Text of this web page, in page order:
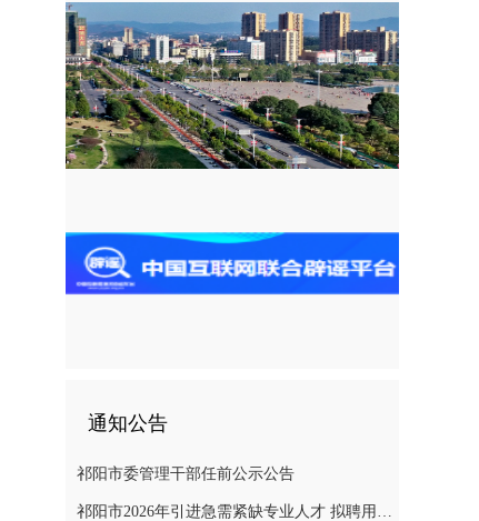
通知公告
祁阳市委管理干部任前公示公告
祁阳市2026年引进急需紧缺专业人才 拟聘用人员名单公示